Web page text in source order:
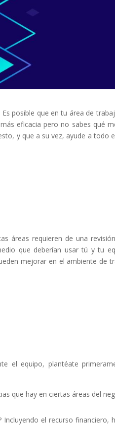
posible que en tu área de
eficacia pero no sabes qué
y que a su vez, ayude a todo
áreas requieren de una
que deberían usar tú y tu
mejorar en el ambiente de
el equipo, plantéate
que hay en ciertas áreas del
el recurso financiero,